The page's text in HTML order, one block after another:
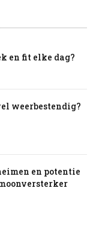
en fit elke dag?
weerbestendig?
en potentie